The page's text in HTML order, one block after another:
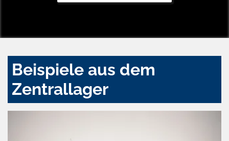
Beispiele aus dem
Zentrallager